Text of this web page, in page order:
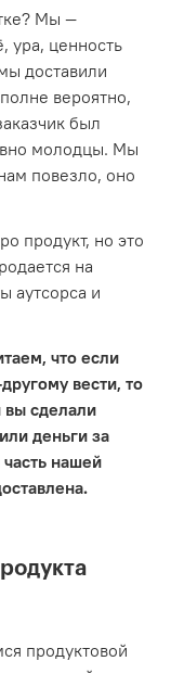
Мы —
ура, ценность
доставили
вероятно,
был
молодцы. Мы
повезло, оно
продукт, но это
на
аутсорса и
что если
вести, то
вы сделали
деньги за
нашей
продуктовой